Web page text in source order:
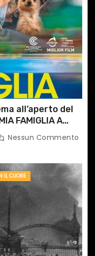
all’aperto del
FAMIGLIA A
Nessun Commento
IL CUORE